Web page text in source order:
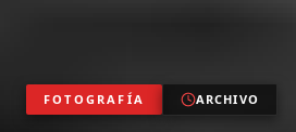
FOTOGRAFÍA ARCHIVO